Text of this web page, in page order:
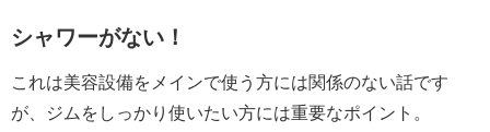
シャワーがない！
これは美容設備をメインで使う方には関係のない話です
が、ジムをしっかり使いたい方には重要なポイント。